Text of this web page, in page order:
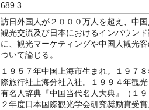
689.3
訪日外国人が２０００万人を超え、中
観光交流及び日本におけるインバウン
に、観光マーケティングや中国人観光
ついて論じる。
１９５７年中国上海市生まれ。１９７
際旅行社上海分社入社。１９９４年観
有名人辞典『中国当代名人大典』（１
２年度日本国際観光学会研究奨励賞受